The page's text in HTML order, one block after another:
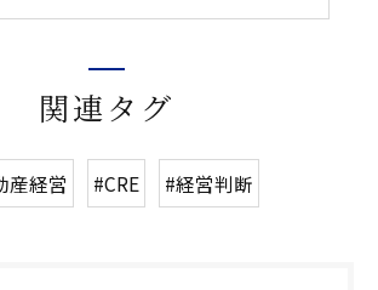
関連タグ
産経営 #CRE #経営判断